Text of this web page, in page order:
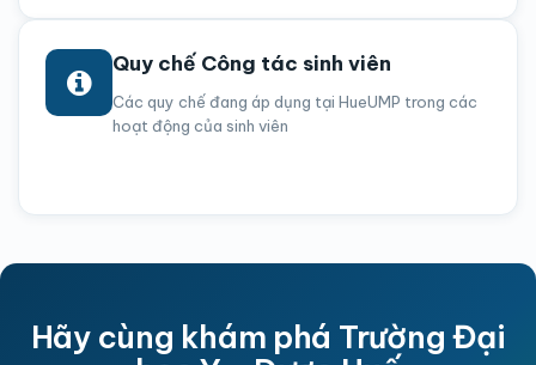
Quy chế Công tác sinh viên
Các quy chế đang áp dụng tại HueUMP trong các
hoạt động của sinh viên
Hãy cùng khám phá Trường Đại